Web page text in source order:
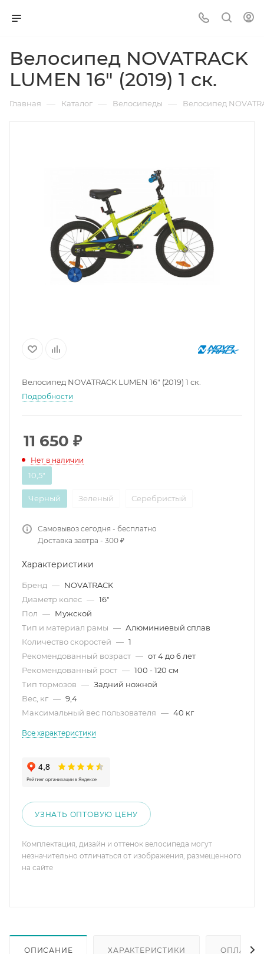
Велосипед NOVATRACK
LUMEN 16" (2019) 1 ск.
Главная — Каталог — Велосипеды — Велосипед
Велосипед NOVATRACK LUMEN 16" (2019) 1 ск.
Подробности
11 650 ₽
Нет в наличии
10,5"
Черный Зеленый Серебристый
Самовывоз сегодня - бесплатно
Доставка завтра - 300 ₽
Характеристики
Бренд — NOVATRACK
Диаметр колес — 16"
Пол — Мужской
Тип и материал рамы — Алюминиевый сплав
Количество скоростей — 1
Рекомендованный возраст — от 4 до 6 лет
Рекомендованный рост — 100 - 120 см
Тип тормозов — Задний ножной
Вес, кг — 9,4
Максимальный вес пользователя — 40 кг
Все характеристики
УЗНАТЬ ОПТОВУЮ ЦЕНУ
Комплектация, дизайн и оттенок велосипеда могут
незначительно отличаться от изображения, размещенного
на сайте
ОПИСАНИЕ ХАРАКТЕРИСТИКИ ОПЛАТА